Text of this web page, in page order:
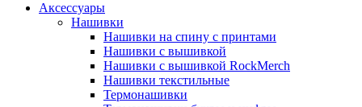
Аксессуары
Нашивки
Нашивки на спину с принтами
Нашивки с вышивкой
Нашивки с вышивкой RockMerch
Нашивки текстильные
Термонашивки